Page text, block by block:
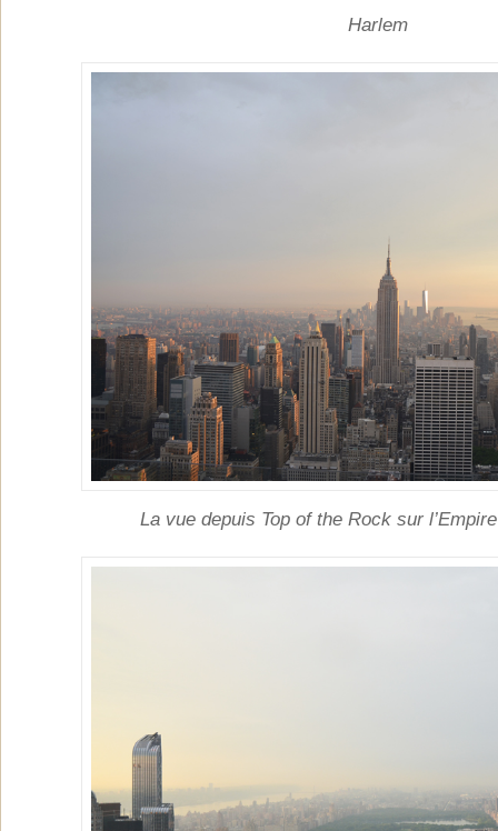
Harlem
La vue depuis Top of the Rock sur